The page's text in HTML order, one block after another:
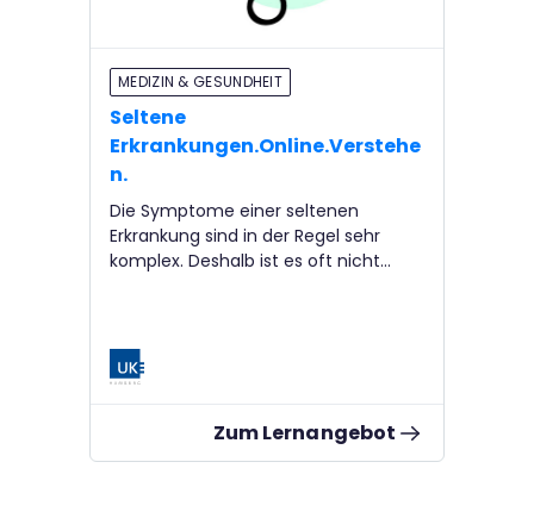
MEDIZIN & GESUNDHEIT
Seltene
Erkrankungen.Online.Verstehe
n.
Die Symptome einer seltenen
Erkrankung sind in der Regel sehr
komplex. Deshalb ist es oft nicht
bezüglich Ursachen und
Behandlungsmöglichkeiten.
Zum Lernangebot